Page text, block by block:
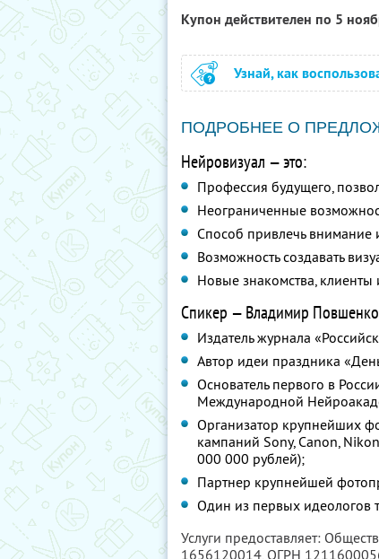
Купон действителен по 5
Узнай, как
ПОДРОБНЕЕ О
Нейровизуал — это:
Профессия будущего,
Неограниченные
Способ привлечь внимание
Возможность создавать
Новые знакомства, клиенты
Спикер — Владимир Повшенко
Издатель журнала
Автор идеи праздника
Основатель первого в
Международной
Организатор крупнейших
кампаний Sony, Canon,
000 000 рублей);
Партнер крупнейшей
Один из первых идеологов
Услуги предоставляет:
1656120014, ОГРН